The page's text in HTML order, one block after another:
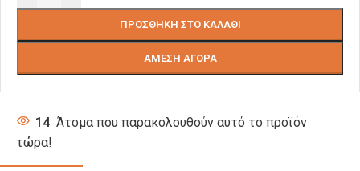
ΠΡΟΣΘΉΚΗ ΣΤΟ ΚΑΛΆΘΙ
ΆΜΕΣΗ ΑΓΟΡΆ
14 Άτομα που παρακολουθούν αυτό το προϊόν
τώρα!